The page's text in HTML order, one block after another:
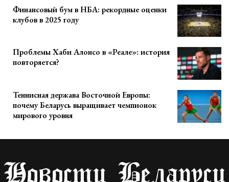
Финансовый бум в НБА: рекордные оценки
клубов в 2025 году
Проблемы Хаби Алонсо в «Реале»: история
повторяется?
Теннисная держава Восточной Европы:
почему Беларусь выращивает чемпионок
мирового уровня